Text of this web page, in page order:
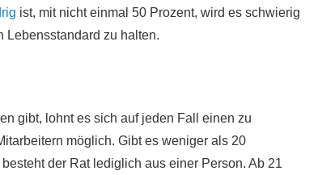
ist, mit nicht einmal 50 Prozent, wird es schwierig
Lebensstandard zu halten.
gibt, lohnt es sich auf jeden Fall einen zu
möglich. Gibt es weniger als 20
der Rat lediglich aus einer Person. Ab 21